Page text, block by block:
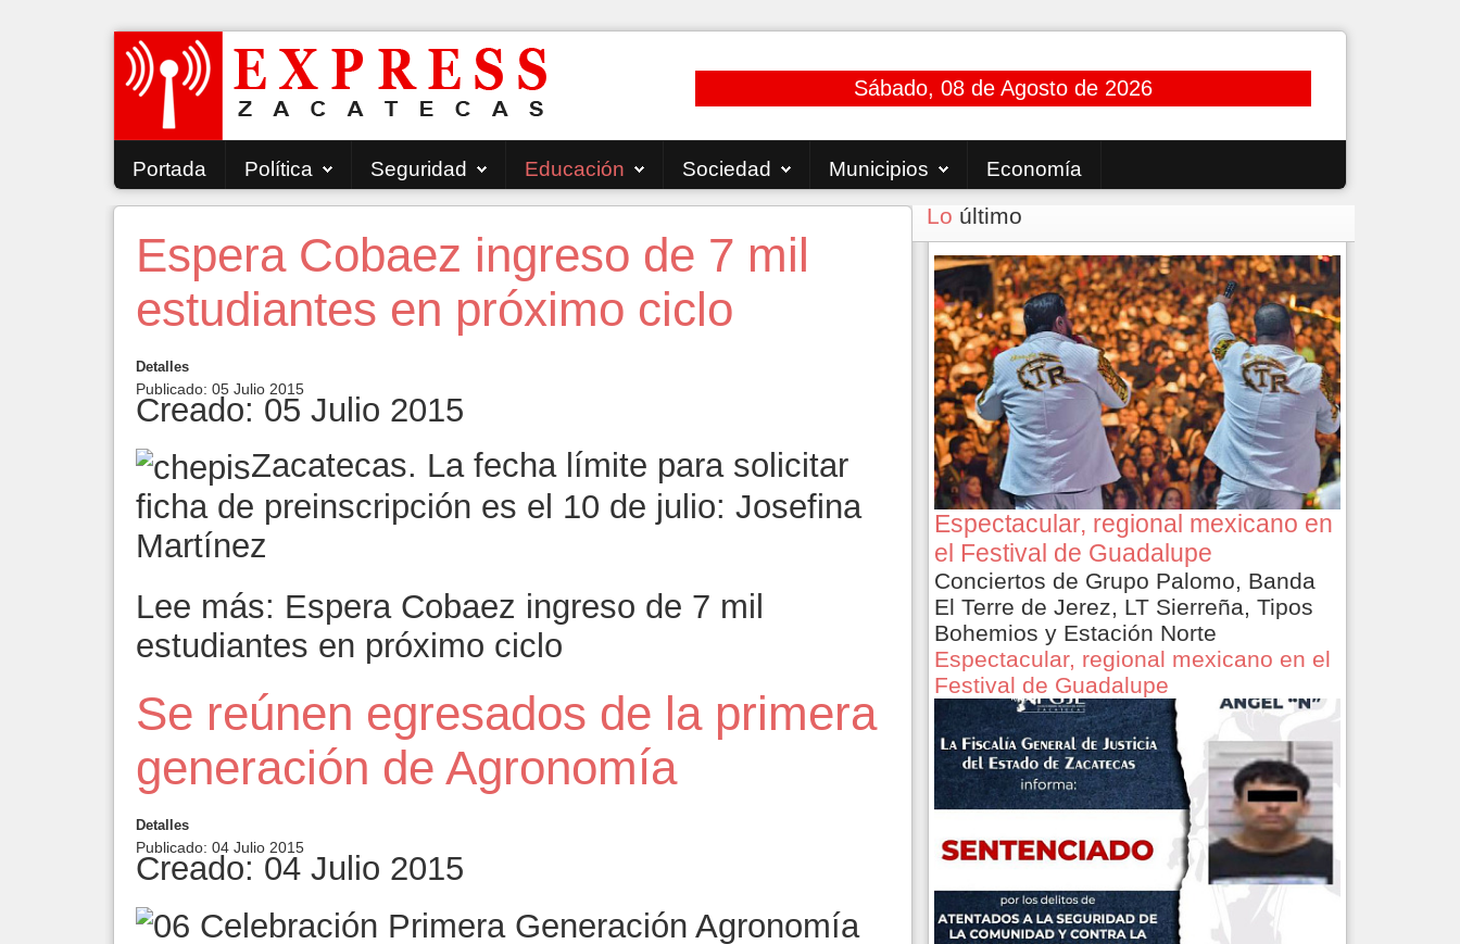
Sábado, 08 de Agosto de 2026
Portada Política Seguridad Educación Sociedad Municipios Economía
Espera Cobaez ingreso de 7 mil
estudiantes en próximo ciclo
Detalles
Publicado: 05 Julio 2015
Creado: 05 Julio 2015
Zacatecas. La fecha límite para solicitar
ficha de preinscripción es el 10 de julio: Josefina
Martínez
Lee más: Espera Cobaez ingreso de 7 mil
estudiantes en próximo ciclo
Se reúnen egresados de la primera
generación de Agronomía
Detalles
Publicado: 04 Julio 2015
Creado: 04 Julio 2015
Lo último
Espectacular, regional mexicano en
el Festival de Guadalupe
Conciertos de Grupo Palomo, Banda
El Terre de Jerez, LT Sierreña, Tipos
Bohemios y Estación Norte
Espectacular, regional mexicano en el
Festival de Guadalupe